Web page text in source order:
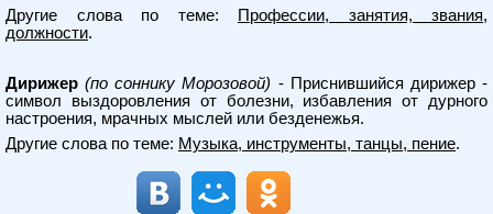
Другие слова по теме:
Профессии, занятия, звания,
должности.
Дирижер (по соннику Морозовой) - Приснившийся дирижер -
символ выздоровления от болезни, избавления от дурного
настроения, мрачных мыслей или безденежья.
Другие слова по теме: Музыка, инструменты, танцы, пение.